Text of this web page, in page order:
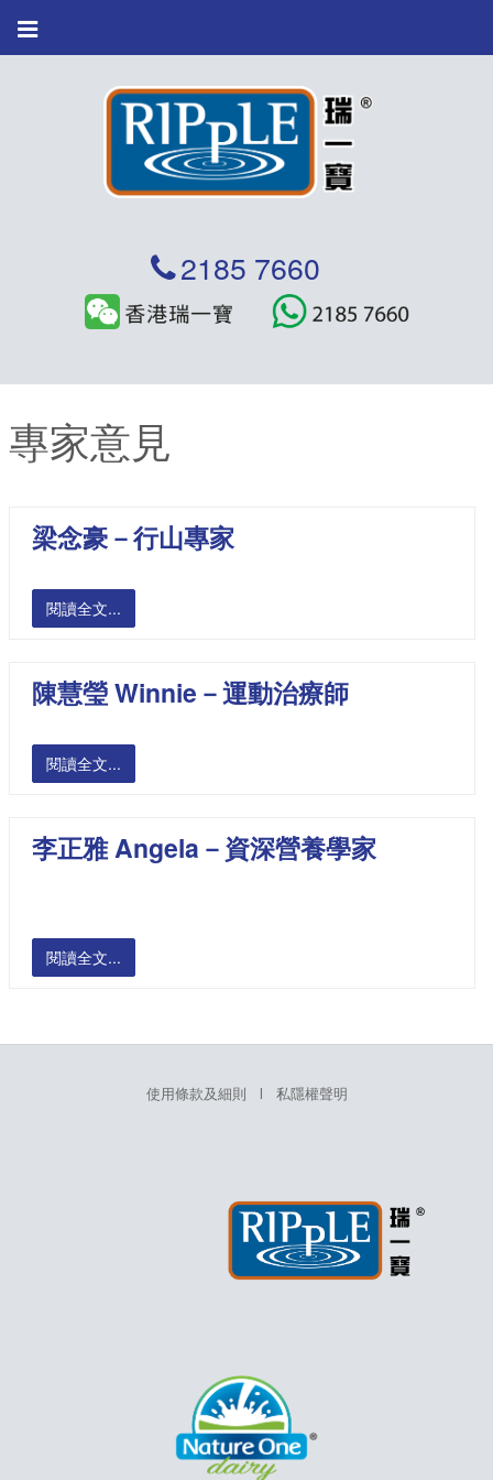
2185 7660
專家意見
梁念豪－行山專家
閱讀全文...
陳慧瑩 Winnie－運動治療師
閱讀全文...
李正雅 Angela－資深營養學家
閱讀全文...
使用條款及細則 l 私隱權聲明